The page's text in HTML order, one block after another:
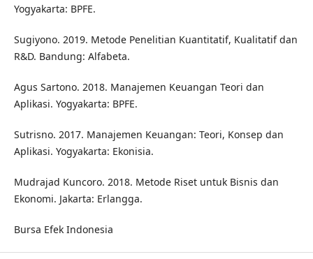
Yogyakarta: BPFE.
Sugiyono. 2019. Metode Penelitian Kuantitatif, Kualitatif dan
R&D. Bandung: Alfabeta.
Agus Sartono. 2018. Manajemen Keuangan Teori dan
Aplikasi. Yogyakarta: BPFE.
Sutrisno. 2017. Manajemen Keuangan: Teori, Konsep dan
Aplikasi. Yogyakarta: Ekonisia.
Mudrajad Kuncoro. 2018. Metode Riset untuk Bisnis dan
Ekonomi. Jakarta: Erlangga.
Bursa Efek Indonesia